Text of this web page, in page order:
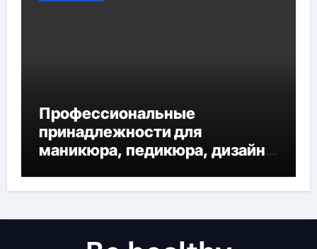
Профессиональные
принадлежности для
маникюра, педикюра, дизайна
наращивания ресниц